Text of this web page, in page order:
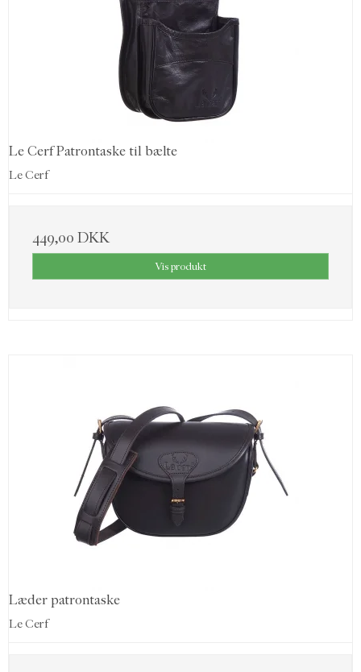
Le Cerf Patrontaske til bælte
Le Cerf
449,00 DKK
Vis produkt
Læder patrontaske
Le Cerf